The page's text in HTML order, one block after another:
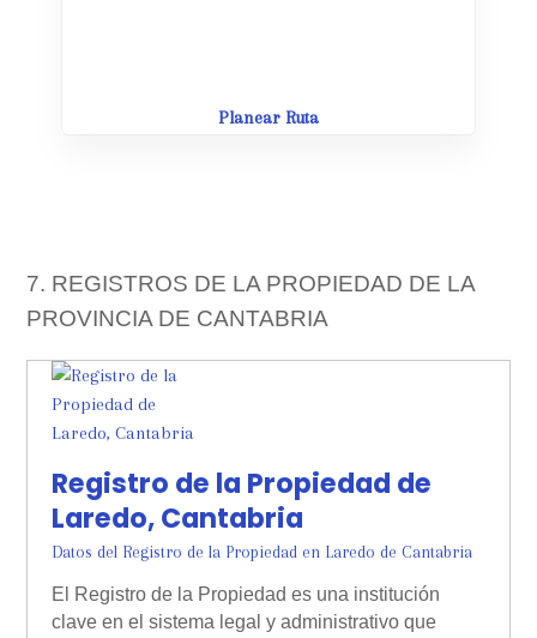
Planear Ruta
7. REGISTROS DE LA PROPIEDAD DE LA
PROVINCIA DE CANTABRIA
Registro de la Propiedad de
Laredo, Cantabria
Datos del Registro de la Propiedad en Laredo de Cantabria
El Registro de la Propiedad es una institución
clave en el sistema legal y administrativo que